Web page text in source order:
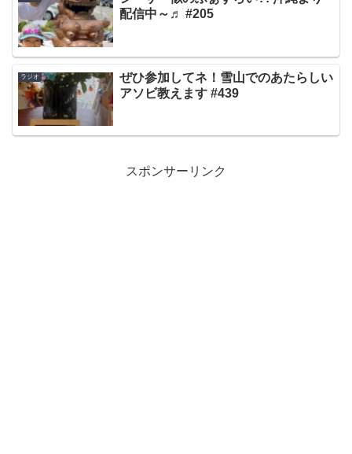
配信中～♬ #205
ラジオ
ぜひ参加してネ！雪山でのあたらしい
アソビ教えます #439
スポンサーリンク